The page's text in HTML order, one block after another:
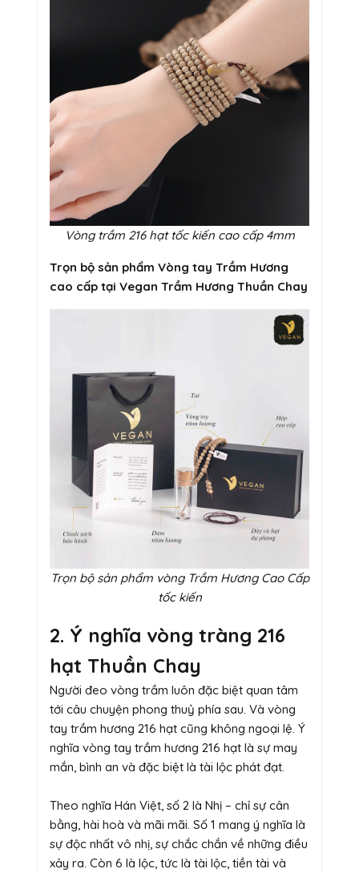
Vòng trầm 216 hạt tốc kiến cao cấp 4mm
Trọn bộ sản phẩm Vòng tay Trầm Hương
cao cấp tại Vegan Trầm Hương Thuần Chay
Trọn bộ sản phẩm vòng Trầm Hương Cao Cấp
tốc kiến
2. Ý nghĩa vòng tràng 216
hạt Thuần Chay
Người đeo vòng trầm luôn đặc biệt quan tâm
tới câu chuyện phong thuỷ phía sau. Và vòng
tay trầm hương 216 hạt cũng không ngoại lệ. Ý
nghĩa vòng tay trầm hương 216 hạt là sự may
mắn, bình an và đặc biệt là tài lộc phát đạt.
Theo nghĩa Hán Việt, số 2 là Nhị – chỉ sự cân
bằng, hài hoà và mãi mãi. Số 1 mang ý nghĩa là
sự độc nhất vô nhị, sự chắc chắn về những điều
xảy ra. Còn 6 là lộc, tức là tài lộc, tiền tài và